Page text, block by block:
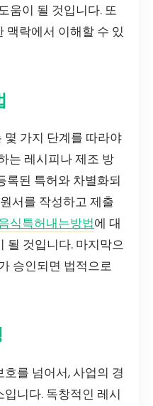
움이 될 것입니다. 또
맥락에서 이해할 수 있
가지 단계를 따라야
는 레시피나 제조 방
록된 특허와 차별화되
서를 작성하고 제출
식특허내는방법에 대
될 것입니다. 마지막으
승인되면 법적으로
를 넘어서, 사업의 경
니다. 독창적인 레시